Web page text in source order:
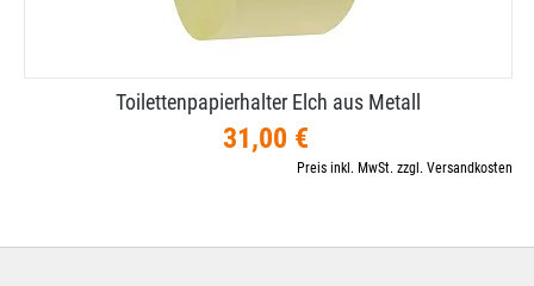
Toilettenpapierhalter Elch aus Metall
31,00 €
Preis inkl. MwSt. zzgl. Versandkosten